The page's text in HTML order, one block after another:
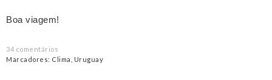
Boa viagem!
34 comentários
Marcadores: Clima Uruguay